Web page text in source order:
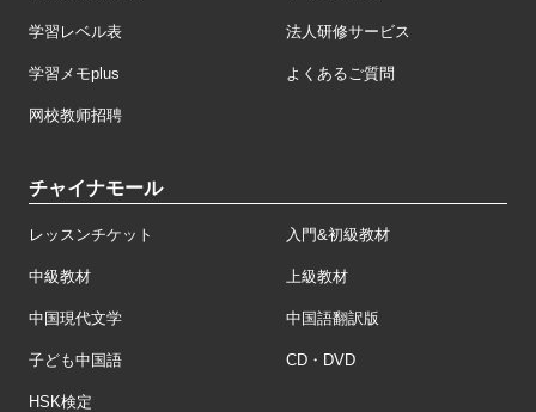
学習レベル表 法人研修サービス
学習メモplus よくあるご質問
网校教师招聘
チャイナモール
レッスンチケット 入門&初級教材
中級教材 上級教材
中国現代文学 中国語翻訳版
子ども中国語 CD・DVD
HSK検定